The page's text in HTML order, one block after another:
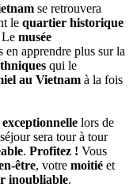
se retrouvera
le quartier historique
Le musée
apprendre plus sur la
qui le
au Vietnam à la fois
lors de
sera tour à tour
. Profitez ! Vous
être, votre moitié et
inoubliable.